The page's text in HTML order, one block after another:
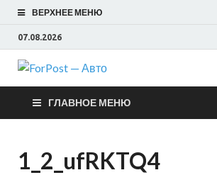
ВЕРХНЕЕ МЕНЮ
07.08.2026
Авто
ГЛАВНОЕ МЕНЮ
1_2_ufRKTQ4